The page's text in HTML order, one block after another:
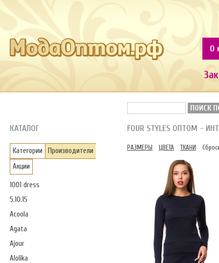
О
ПОИСК
КАТАЛОГ
Категории
Производители
Акции
1001 dress
5.10.15
Acoola
Agata
Ajour
Alolika
FOUR STYLES ОПТОМ -
РАЗМЕРЫ ЦВЕТА ТКАНИ